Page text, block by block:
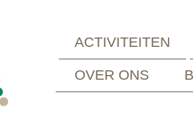
ACTIVITEITEN
OVER ONS